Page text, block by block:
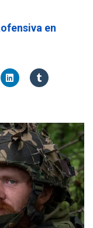
en